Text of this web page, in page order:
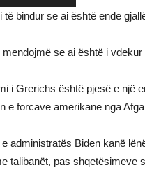
të bindur se ai është ende
mendojmë se ai është i
i Grerichs është pjesë e një
e forcave amerikane nga
administratës Biden kanë
talibanët, pas shqetësimeve